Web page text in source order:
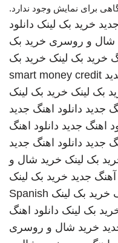
برای نمایش وجود ندارد.
خرید بک لینک دانلود
شال و روسری خرید بک
خرید بک لینک خرید بک
smart money credit
بک لینک خرید بک لینک
جدید دانلود اهنگ جدید
اهنگ جدید دانلود اهنگ
جدید دانلود اهنگ جدید
بک لینک خرید شال و
آهنگ جدید خرید بک لینک
خرید بک لینک Spanish
بک لینک دانلود اهنگ
خرید شال و روسری